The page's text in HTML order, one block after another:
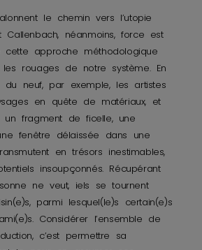
le chemin vers l’utopie
Callenbach, néanmoins, force est
approche méthodologique
rouages de notre système. En
du neuf, par exemple, les artistes
en quête de matériaux, et
fragment de ficelle, une
fenêtre délaissée dans une
en trésors inestimables,
insoupçonnés. Récupérant
ne veut, iels se tournent
parmi lesquel(le)s certain(e)s
Considérer l’ensemble de
c’est permettre sa